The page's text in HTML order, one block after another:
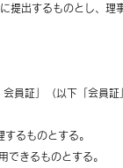
提出するものとし、理
員証」（以下「会員証
るものとする。
きるものとする。